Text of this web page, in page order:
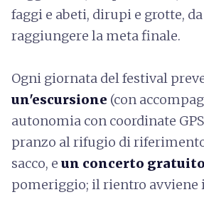
faggi e abeti, dirupi e grotte,
raggiungere la meta finale.
Ogni giornata del festival
un'escursione (con
autonomia con coordinate
pranzo al rifugio di
sacco, e un concerto gratuito
pomeriggio; il rientro avviene